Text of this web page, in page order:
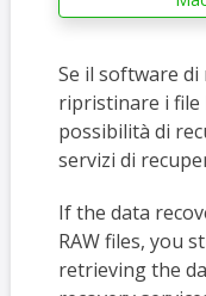
Se il software
ripristinare i file
possibilità di
servizi di
If the data
RAW files, you
retrieving the